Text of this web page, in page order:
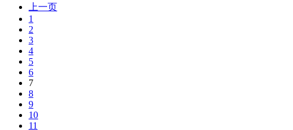
上一页
1
2
3
4
5
6
7
8
9
10
11